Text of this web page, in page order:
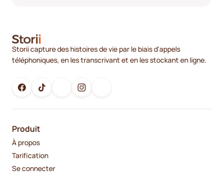
Storii capture des histoires de vie par le biais d'appels
téléphoniques, en les transcrivant et en les stockant en ligne.
Produit
À propos
Tarification
Se connecter